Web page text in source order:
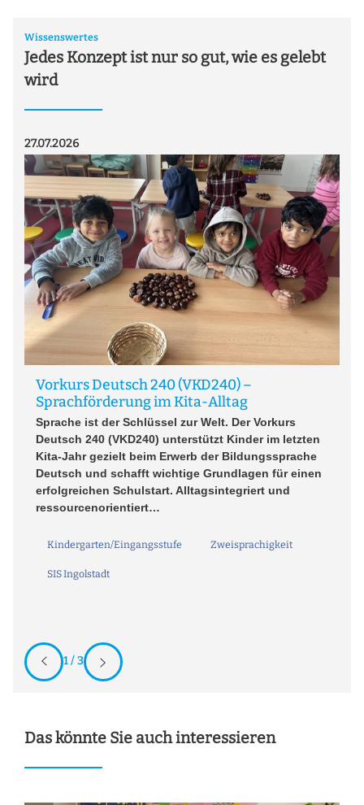
Wissenswertes
Jedes Konzept ist nur so gut, wie es gelebt
wird
27.07.2026
Vorkurs Deutsch 240 (VKD240) –
Sprachförderung im Kita-Alltag
Sprache ist der Schlüssel zur Welt. Der Vorkurs
Deutsch 240 (VKD240) unterstützt Kinder im letzten
Kita-Jahr gezielt beim Erwerb der Bildungssprache
Deutsch und schafft wichtige Grundlagen für einen
erfolgreichen Schulstart. Alltagsintegriert und
ressourcenorientiert…
Kindergarten/Eingangsstufe Zweisprachigkeit
SIS Ingolstadt
1 / 3
Das könnte Sie auch interessieren